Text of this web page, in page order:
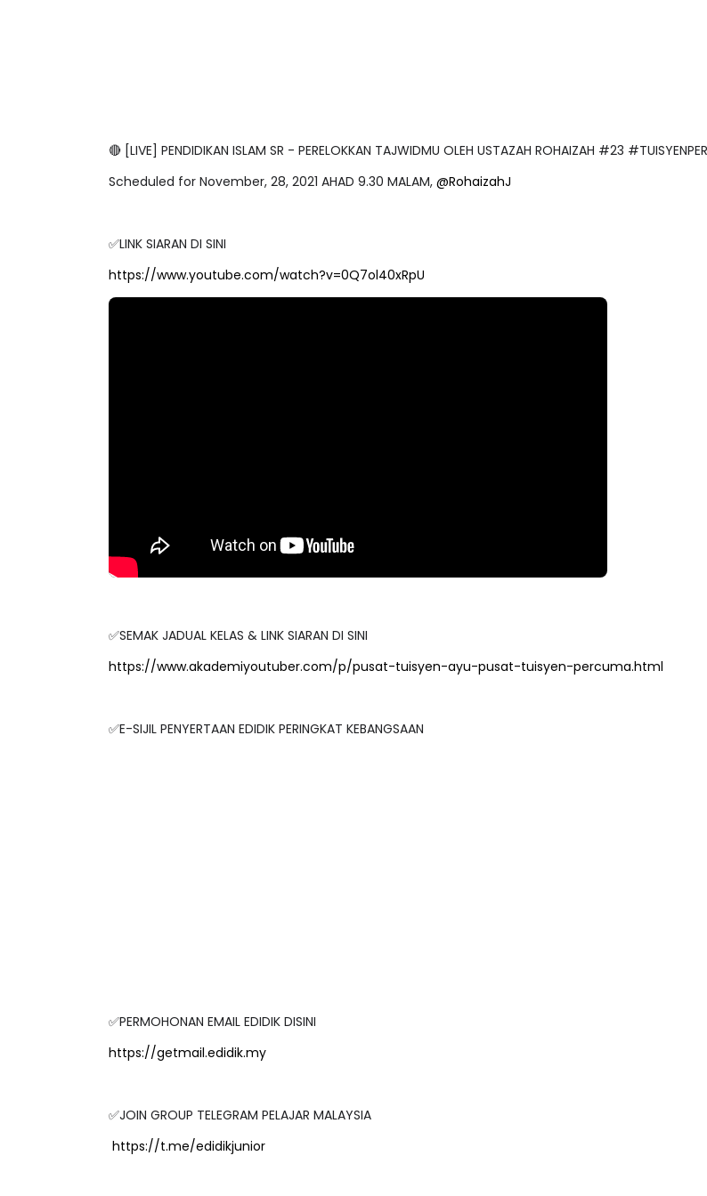
🔴 [LIVE] PENDIDIKAN ISLAM SR - PERELOKKAN TAJWIDMU OLEH USTAZAH ROHAIZAH #23
Scheduled for November, 28, 2021 AHAD 9.30 MALAM, @RohaizahJ
✅LINK SIARAN DI SINI
https://www.youtube.com/watch?v=0Q7ol40xRpU
✅SEMAK JADUAL KELAS & LINK SIARAN DI SINI
https://www.akademiyoutuber.com/p/pusat-tuisyen-ayu-pusat-tuisyen-percuma.html
✅E-SIJIL PENYERTAAN EDIDIK PERINGKAT KEBANGSAAN
✅PERMOHONAN EMAIL EDIDIK DISINI
https://getmail.edidik.my
✅JOIN GROUP TELEGRAM PELAJAR MALAYSIA
https://t.me/edidikjunior